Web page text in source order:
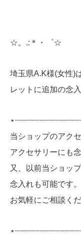
☆。.:＊・゜☆
埼玉県A.K様(女性)
レットに追加の念
当ショップのアク
アクセサリーにも
又、以前当ショッ
念入れも可能です。
お気軽にご相談くだ